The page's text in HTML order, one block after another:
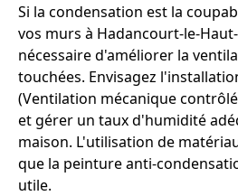
Si la condensation est la
vos murs à Hadancourt-le-
nécessaire d'améliorer la
touchées. Envisagez
(Ventilation mécanique
et gérer un taux d'humidité
maison. L'utilisation de
que la peinture anti-
utile.